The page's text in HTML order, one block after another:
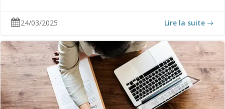
24/03/2025 Lire la suite